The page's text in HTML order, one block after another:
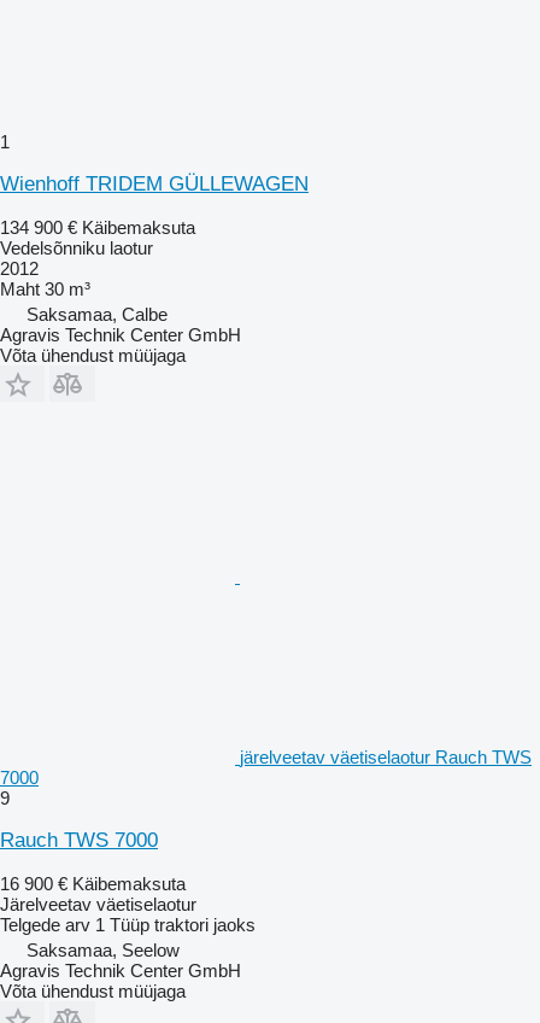
1
Wienhoff TRIDEM GÜLLEWAGEN
134 900 € Käibemaksuta
Vedelsõnniku laotur
2012
Maht 30 m³
Saksamaa, Calbe
Agravis Technik Center GmbH
Võta ühendust müüjaga
järelveetav väetiselaotur Rauch TWS
7000
9
Rauch TWS 7000
16 900 € Käibemaksuta
Järelveetav väetiselaotur
Telgede arv 1 Tüüp traktori jaoks
Saksamaa, Seelow
Agravis Technik Center GmbH
Võta ühendust müüjaga